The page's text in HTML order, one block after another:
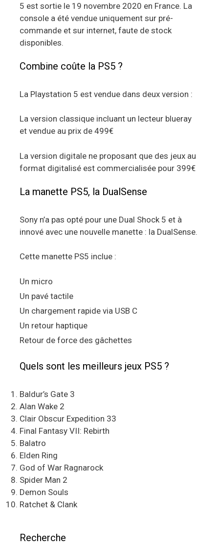
5 est sortie le 19 novembre 2020 en France. La
console a été vendue uniquement sur pré-
commande et sur internet, faute de stock
disponibles.
Combine coûte la PS5 ?
La Playstation 5 est vendue dans deux version :
La version classique incluant un lecteur blueray
et vendue au prix de 499€
La version digitale ne proposant que des jeux au
format digitalisé est commercialisée pour 399€
La manette PS5, la DualSense
Sony n’a pas opté pour une Dual Shock 5 et à
innové avec une nouvelle manette : la DualSense.
Cette manette PS5 inclue :
Un micro
Un pavé tactile
Un chargement rapide via USB C
Un retour haptique
Retour de force des gâchettes
Quels sont les meilleurs jeux PS5 ?
Baldur’s Gate 3
Alan Wake 2
Clair Obscur Expedition 33
Final Fantasy VII: Rebirth
Balatro
Elden Ring
God of War Ragnarock
Spider Man 2
Demon Souls
Ratchet & Clank
Recherche